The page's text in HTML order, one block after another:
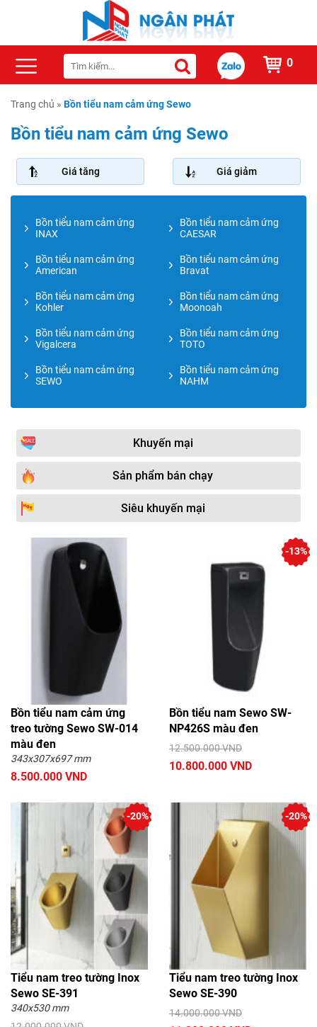
0
Trang chủ » Bồn tiểu nam cảm ứng Sewo
Bồn tiểu nam cảm ứng Sewo
Giá tăng Giá giảm
Bồn tiểu nam cảm ứng
INAX
Bồn tiểu nam cảm ứng
CAESAR
Bồn tiểu nam cảm ứng
American
Bồn tiểu nam cảm ứng
Bravat
Bồn tiểu nam cảm ứng
Kohler
Bồn tiểu nam cảm ứng
Moonoah
Bồn tiểu nam cảm ứng
Vigalcera
Bồn tiểu nam cảm ứng
TOTO
Bồn tiểu nam cảm ứng
SEWO
Bồn tiểu nam cảm ứng
NAHM
Khuyến mại
Sản phẩm bán chạy
Siêu khuyến mại
Bồn tiểu nam cảm ứng
treo tường Sewo SW-014
màu đen
343x307x697 mm
8.500.000 VND
Bồn tiểu nam Sewo SW-
NP426S màu đen
12.500.000 VND
10.800.000 VND
-13%
Tiểu nam treo tường Inox
Sewo SE-391
340x530 mm
-20%
Tiểu nam treo tường Inox
Sewo SE-390
14.000.000 VND
-20%